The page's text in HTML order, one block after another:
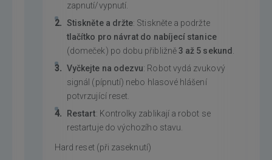
zapnutí/vypnutí.
Stiskněte a držte: Stiskněte a podržte
tlačítko pro návrat do nabíjecí stanice
(domeček) po dobu přibližně3 až 5 sekund
Vyčkejte na odezvu: Robot vydá zvukový
signál (pípnutí) nebo hlasové hlášení
potvrzující reset.
Restart: Kontrolky zablikají a robot se
restartuje do výchozího stavu.
Hard reset (při zaseknutí)